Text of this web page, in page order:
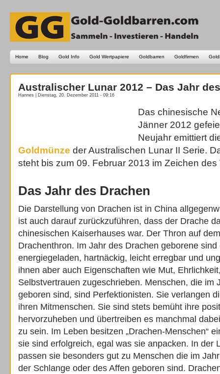
Home Blog Gold Info Gold Wertpapiere Goldbarren Goldfirmen
Australischer Lunar 2012 – Das Jahr
Hannes | Dienstag, 20. Dezember 2011 - 09:16
Das chinesische
Jänner 2012
Neujahr emittiert
Goldmünze der Australischen Lunar II Serie.
steht bis zum 09. Februar 2013 im Zeichen
Das Jahr des Drachen
Die Darstellung von Drachen ist in China
ist auch darauf zurückzuführen, dass der Drache
chinesischen Kaiserhauses war. Der Thron auf
Drachenthron. Im Jahr des Drachen geborene
energiegeladen, hartnäckig, leicht erregbar und
ihnen aber auch Eigenschaften wie Mut,
Selbstvertrauen zugeschrieben. Menschen, die im
geboren sind, sind Perfektionisten. Sie verlangen
ihren Mitmenschen. Sie sind stets bemüht ihre
hervorzuheben und übertreiben es manchmal
zu sein. Im Leben besitzen „Drachen-Menschen“
sie sind erfolgreich, egal was sie anpacken. In der
passen sie besonders gut zu Menschen die im
der Schlange oder des Affen geboren sind.